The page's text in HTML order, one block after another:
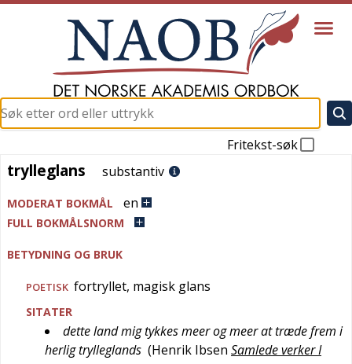
Fritekst-søk
trylleglans
trylleglans substantiv
MODERAT BOKMÅL en
FULL BOKMÅLSNORM
BETYDNING OG BRUK
POETISK fortryllet, magisk glans
SITATER
dette land mig tykkes meer og meer at træde frem i
herlig trylleglands (Henrik Ibsen Samlede verker I